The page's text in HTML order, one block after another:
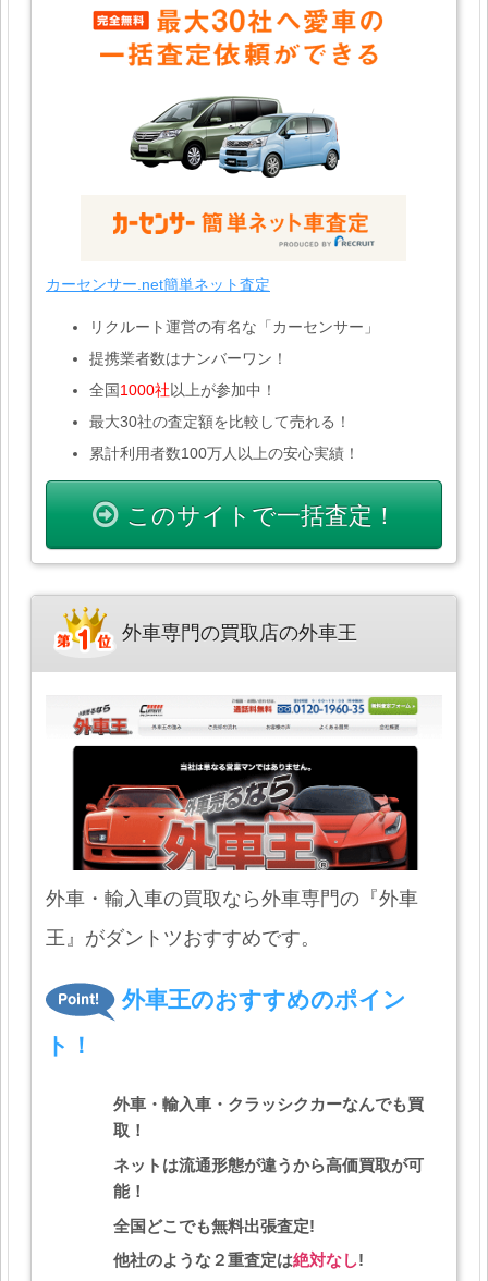
カーセンサー.net簡単ネット査定
リクルート運営の有名な「カーセンサー」
提携業者数はナンバーワン！
全国1000社以上が参加中！
最大30社の査定額を比較して売れる！
累計利用者数100万人以上の安心実績！
このサイトで一括査定！
外車専門の買取店の外車王
外車・輸入車の買取なら外車専門の『外車
王』がダントツおすすめです。
外車王のおすすめのポイン
ト！
外車・輸入車・クラッシクカーなんでも買
取！
ネットは流通形態が違うから高価買取が可
能！
全国どこでも無料出張査定!
他社のような２重査定は絶対なし!